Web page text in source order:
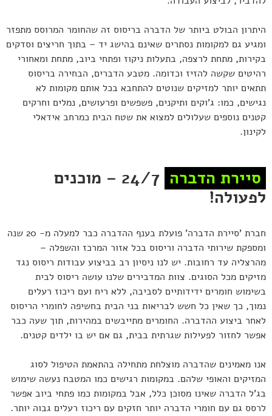
היתרון הבולט ביותר של הדברה בריסוס זה שהחומר המרוסס מתפזר
ומגיע גם למקומות נסתרים שאינם בהישג יד – בתוך חריצים וסדקים
בקירות, מתחת לרצפה, בתעלות ניקוז ופתחי ביוב, מתחת ומאחורי
רהיטים שקשה להזיז וכדומה. מטבע הדברים, הבחירה בריסוס
תתאים יותר למזיקים שנוטים להתחבא בכל אותם מקומות לא
נגישים, כמו: ג'וקים ותיקנים, פשפשים ופרעושים, נמלים וחרקים
קטנים נוספים שעלולים למצוא את שטח הבית כמרחב אידאלי
לקינון.
סיירת הדברה 24/7 – מוכנים
לפעולה!
חברת 'סיירת הדברה' פועלת בענף ההדברה כבר למעלה מ- 20 שנה
ומספקת שירותי הדברה וריסוס בכל אזור המרכז והשפלה –
מהרצליה עד רחובות. יש לנו ניסיון רב בביצוע עבודות ריסוס נגד
מזיקים מכל הסוגים. צוות המדבירים שלנו עושה ריסוס לבית
בשימוש חומרים ידידותיים לסביבה, ללא ריח ועם ריכוז רעלים
נמוך, כך שאין כל חשש לבריאות בני הבית בחשיפה לחומרי הריסוס
לאחר ביצוע ההדברה. החומרים מתייבשים במהירות, תוך שעה כבר
אפשר לחזור לפעילות שגרתית בבית, גם אם יש בו ילדים קטנים.
אנו מאמינים שהדברה מוצלחת מתחילה בהתאמת הטיפול לסוג
המזיקים והאופי שלהם. במקומות רגישים כמו המטבח נעשה שימוש
בג'ל הדברה שאינו מסוכן כלל, אבל במקומות כמו פתחי ביוב אפשר
לרסס גם עם חומרי הדברה יותר חזקים עם ריכוז רעלים גבוה יותר.